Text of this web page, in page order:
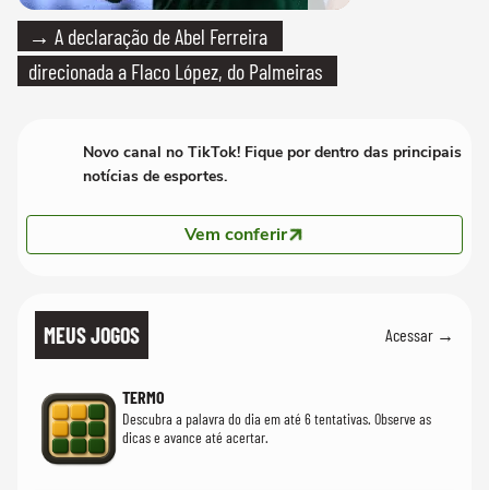
→ A declaração de Abel Ferreira
direcionada a Flaco López, do Palmeiras
Novo canal no TikTok! Fique por dentro das principais
notícias de esportes.
Vem conferir
MEUS JOGOS Acessar →
TERMO
Descubra a palavra do dia em até 6 tentativas. Observe as
dicas e avance até acertar.